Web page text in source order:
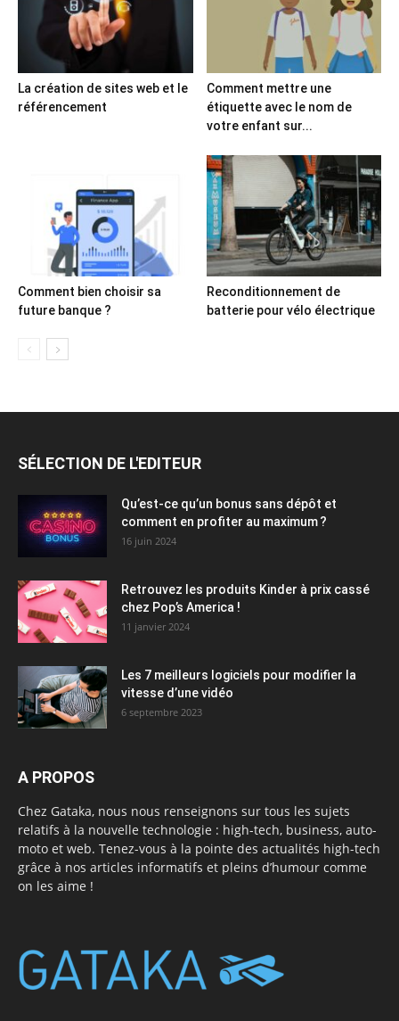
La création de sites web et le
référencement
Comment mettre une
étiquette avec le nom de
votre enfant sur...
Comment bien choisir sa
future banque ?
Reconditionnement de
batterie pour vélo électrique
SÉLECTION DE L'EDITEUR
Qu’est-ce qu’un bonus sans dépôt et
comment en profiter au maximum ?
16 juin 2024
Retrouvez les produits Kinder à prix cassé
chez Pop’s America !
11 janvier 2024
Les 7 meilleurs logiciels pour modifier la
vitesse d’une vidéo
6 septembre 2023
A PROPOS
Chez Gataka, nous nous renseignons sur tous les sujets
relatifs à la nouvelle technologie : high-tech, business, auto-
moto et web. Tenez-vous à la pointe des actualités high-tech
grâce à nos articles informatifs et pleins d’humour comme
on les aime !